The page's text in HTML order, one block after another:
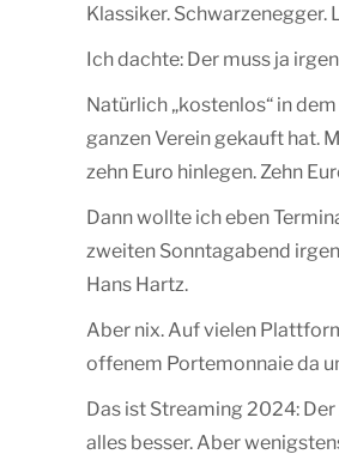
Klassiker. Schwarzenegger.
Ich dachte: Der muss ja
Natürlich „kostenlos“ in
ganzen Verein gekauft hat.
zehn Euro hinlegen. Zehn
Dann wollte ich eben
zweiten Sonntagabend
Hans Hartz.
Aber nix. Auf vielen
offenem Portemonnaie da
Das ist Streaming 2024:
alles besser. Aber